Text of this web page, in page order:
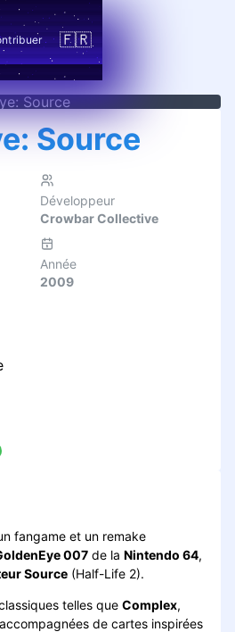
🇫🇷
Source
Source
Développeur
Crowbar Collective
Année
2009
fangame et un remake
007 de la Nintendo 64,
Source (Half-Life 2).
telles que Complex,
de cartes inspirées